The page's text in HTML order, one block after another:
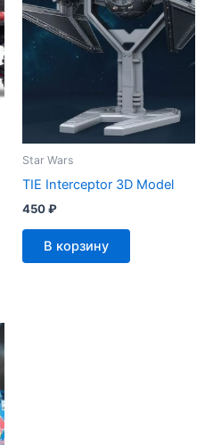
Star Wars
TIE Interceptor 3D Model
450₽
В корзину